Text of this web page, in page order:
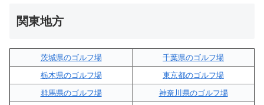
関東地方
茨城県のゴルフ場
千葉県のゴルフ場
栃木県のゴルフ場
東京都のゴルフ場
群馬県のゴルフ場
神奈川県のゴルフ場